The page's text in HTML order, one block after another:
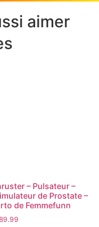
aimer
– Pulsateur –
de Prostate –
de Femmefunn